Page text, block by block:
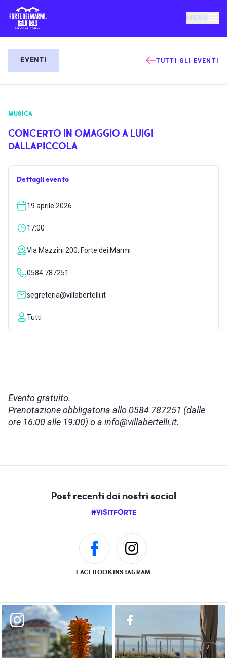
MENU
EVENTI
NOTIZIE
OSPITALITÀ
COSA FARE
ISPIRAZIONI
WEBCAM
CONTATTI
EVENTI TUTTI GLI EVENTI
MUSICA
CONCERTO IN OMAGGIO A LUIGI
DALLAPICCOLA
Dettagli evento
19 aprile 2026
17:00
Via Mazzini 200, Forte dei Marmi
0584 787251
segreteria@villabertelli.it
Tutti
Evento gratuito.
Prenotazione obbligatoria allo 0584 787251 (dalle
ore 16:00 alle 19:00) o a info@villabertelli.it.
Post recenti dai nostri social
#VISITFORTE
FACEBOOKINSTAGRAM